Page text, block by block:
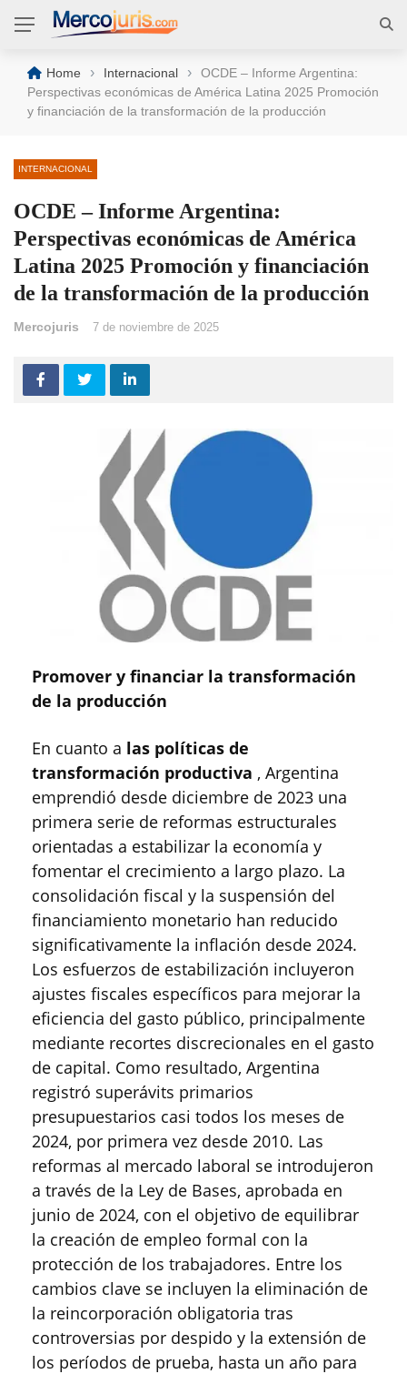
Home › Internacional ›
OCDE – Informe Argentina:
Perspectivas económicas de América Latina 2025 Promoción
y financiación de la transformación de la producción
INTERNACIONAL
OCDE – Informe Argentina:
Perspectivas económicas de América
Latina 2025 Promoción y financiación
de la transformación de la producción
Mercojuris 7 de noviembre de 2025
Promover y financiar la transformación
de la producción
En cuanto a las políticas de
transformación productiva , Argentina
emprendió desde diciembre de 2023 una
primera serie de reformas estructurales
orientadas a estabilizar la economía y
fomentar el crecimiento a largo plazo. La
consolidación fiscal y la suspensión del
financiamiento monetario han reducido
significativamente la inflación desde 2024.
Los esfuerzos de estabilización incluyeron
ajustes fiscales específicos para mejorar la
eficiencia del gasto público, principalmente
mediante recortes discrecionales en el gasto
de capital. Como resultado, Argentina
registró superávits primarios
presupuestarios casi todos los meses de
2024, por primera vez desde 2010. Las
reformas al mercado laboral se introdujeron
a través de la Ley de Bases, aprobada en
junio de 2024, con el objetivo de equilibrar
la creación de empleo formal con la
protección de los trabajadores. Entre los
cambios clave se incluyen la eliminación de
la reincorporación obligatoria tras
controversias por despido y la extensión de
los períodos de prueba, hasta un año para